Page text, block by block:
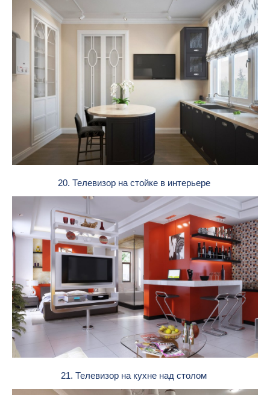
20. Телевизор на стойке в интерьере
21. Телевизор на кухне над столом